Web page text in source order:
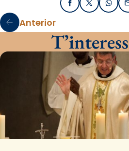
FacebookX / Twitter
Anterior